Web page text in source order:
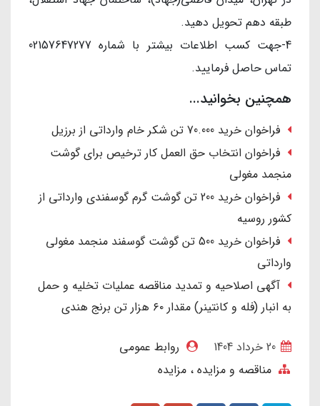
طبقه دهم تحویل دهید.
4-جهت کسب اطلاعات بیشتر با شماره 02157647277
تماس حاصل فرمایید.
همچنین بخوانید...
فراخوان خرید 70.000 تن شکر خام وارداتی از برزیل
فراخوان انتخاب حق العمل کار ترخیص برای گوشت
منجمد مغولی
فراخوان خرید 200 تن گوشت گرم گوسفندی وارداتی از
کشور روسیه
فراخوان خرید 500 تن گوشت گوسفند منجمد مغولی
وارداتی
آگهی اصلاحیه و تمدید مناقصه عملیات تخلیه و حمل
به انبار (فله و کانتینر) مقدار ۶۰ هزار تن برنج هندی
روابط عمومی
مناقصه و مزایده مزایده